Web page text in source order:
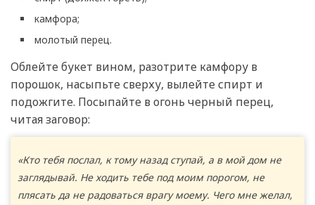
камфора;
молотый перец.
Облейте букет вином, разотрите камфору в
порошок, насыпьте сверху, вылейте спирт и
подожгите. Посыпайте в огонь черный перец,
читая заговор:
«Кто тебя послал, к тому назад ступай, а в мой дом не
заглядывай. Не ходить тебе под моим порогом, не
плясать да не радоваться врагу моему. Чего мне желал,